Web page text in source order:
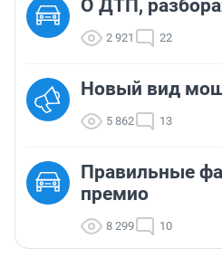
О ДТП,
2 921 22
Новый вид
5 862 13
Правильные
премио
8 299 10